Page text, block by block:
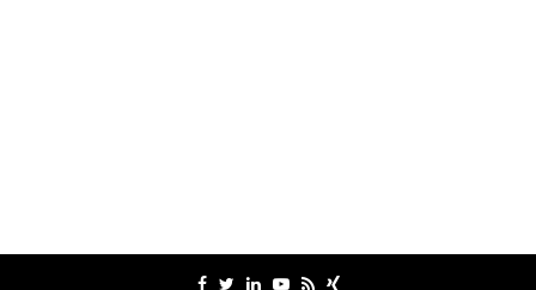
Facebook
TwitterLinkedinYoutube
RssXing